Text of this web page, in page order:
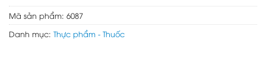
Mã sản phẩm: 6087
Danh mục: Thực phẩm - Thuốc